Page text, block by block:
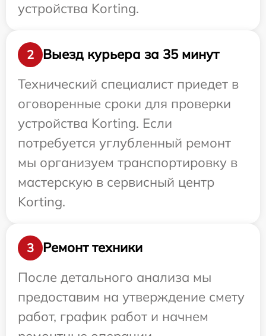
устройства Korting.
2
Выезд курьера за 35 минут
Технический специалист приедет в
оговоренные сроки для проверки
устройства Korting. Если
потребуется углубленный ремонт
мы организуем транспортировку в
мастерскую в сервисный центр
Korting.
3
Ремонт техники
После детального анализа мы
предоставим на утверждение смету
работ, график работ и начнем